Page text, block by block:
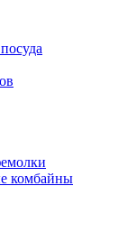
комбайны